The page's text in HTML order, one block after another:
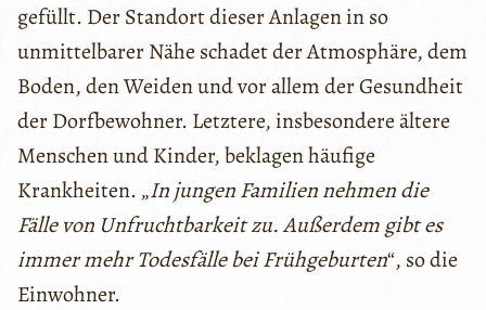
gefüllt. Der Standort dieser Anlagen in so
unmittelbarer Nähe schadet der Atmosphäre, dem
Boden, den Weiden und vor allem der Gesundheit
der Dorfbewohner. Letztere, insbesondere ältere
Menschen und Kinder, beklagen häufige
Krankheiten. „In jungen Familien nehmen die
Fälle von Unfruchtbarkeit zu. Außerdem gibt es
immer mehr Todesfälle bei Frühgeburten“, so die
Einwohner.